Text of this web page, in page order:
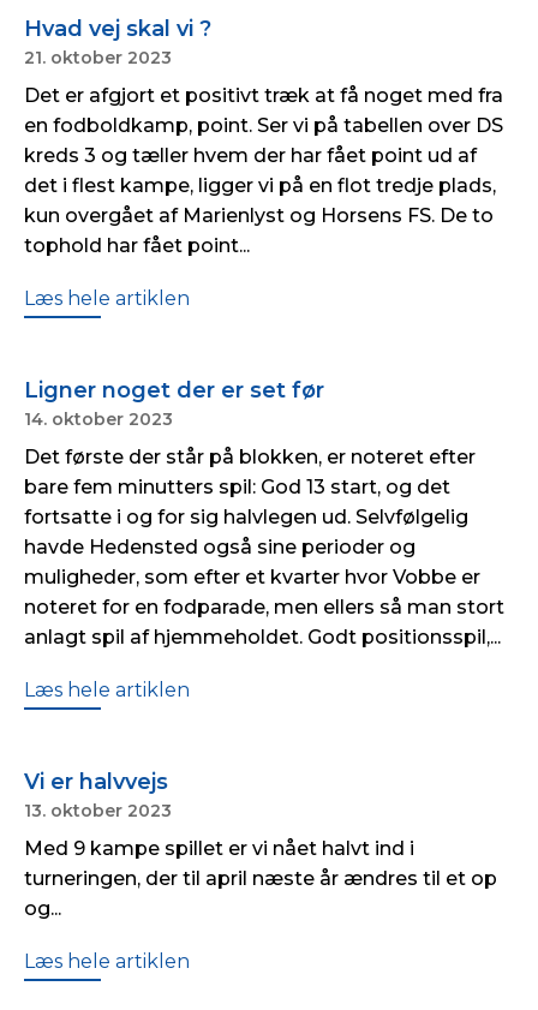
Hvad vej skal vi ?
21. oktober 2023
Det er afgjort et positivt træk at få noget med fra
en fodboldkamp, point. Ser vi på tabellen over DS
kreds 3 og tæller hvem der har fået point ud af
det i flest kampe, ligger vi på en flot tredje plads,
kun overgået af Marienlyst og Horsens FS. De to
tophold har fået point...
Læs hele artiklen
Ligner noget der er set før
14. oktober 2023
Det første der står på blokken, er noteret efter
bare fem minutters spil: God 13 start, og det
fortsatte i og for sig halvlegen ud. Selvfølgelig
havde Hedensted også sine perioder og
muligheder, som efter et kvarter hvor Vobbe er
noteret for en fodparade, men ellers så man stort
anlagt spil af hjemmeholdet. Godt positionsspil,...
Læs hele artiklen
Vi er halvvejs
13. oktober 2023
Med 9 kampe spillet er vi nået halvt ind i
turneringen, der til april næste år ændres til et op
og...
Læs hele artiklen